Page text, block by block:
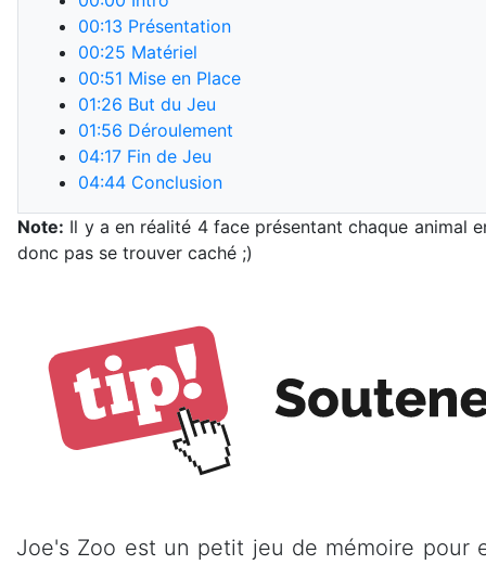
00:13 Présentation
00:25 Matériel
00:51 Mise en Place
01:26 But du Jeu
01:56 Déroulement
04:17 Fin de Jeu
04:44 Conclusion
Note: Il y a en réalité 4 face présentant chaque animal
donc pas se trouver caché ;)
Joe's Zoo est un petit jeu de mémoire pour